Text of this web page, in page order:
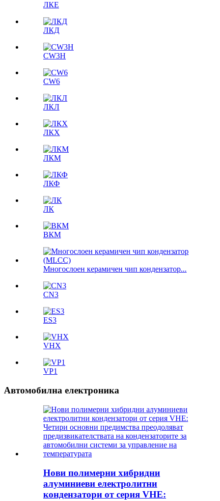
ЛКЕ
ЛКД
CW3H
CW6
ЛКЛ
ЛКX
ЛКМ
ЛКФ
ЛК
ВКМ
Многослоен керамичен чип кондензатор...
CN3
ES3
VHX
VP1
Автомобилна електроника
Нови полимерни хибридни
алуминиеви електролитни
кондензатори от серия VHE: